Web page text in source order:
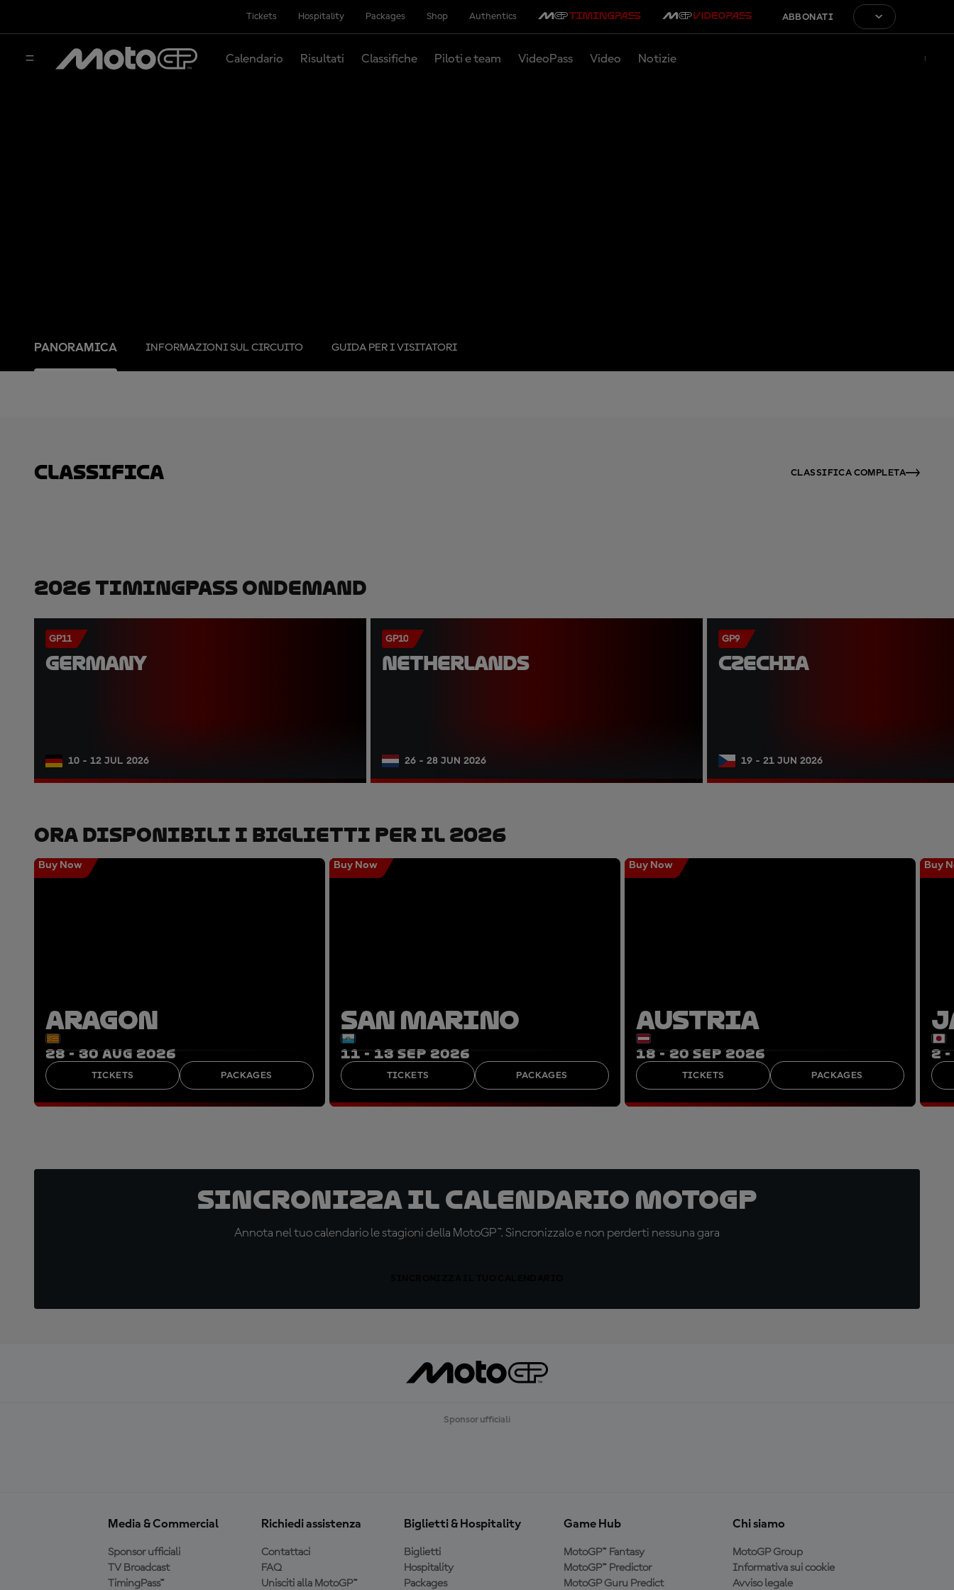
Tickets Hospitality Packages Shop Authentics ABBONATI
Calendario Risultati Classifiche Piloti e team VideoPass Video Notizie
PANORAMICA INFORMAZIONI SUL CIRCUITO GUIDA PER I VISITATORI
Classifica CLASSIFICA COMPLETA
2026 TimingPass OnDemand
GP11
GERMANY
10 - 12 JUL 2026
GP10
NETHERLANDS
26 - 28 JUN 2026
GP9
CZECHIA
19 - 21 JUN 2026
Ora Disponibili I Biglietti Per Il 2026
Buy Now
ARAGON
28 - 30 AUG 2026
TICKETS PACKAGES
Buy Now
SAN MARINO
11 - 13 SEP 2026
TICKETS PACKAGES
Buy Now
AUSTRIA
18 - 20 SEP 2026
TICKETS PACKAGES
Buy
2 -
Sincronizza il calendario MotoGP
Annota nel tuo calendario le stagioni della MotoGP™. Sincronizzalo e non perderti nessuna gara
Sponsor ufficiali
Media & Commercial
Sponsor ufficiali
TV Broadcast
TimingPass™
Richiedi assistenza
Contattaci
FAQ
Unisciti alla MotoGP™
Biglietti & Hospitality
Biglietti
Hospitality
Packages
Game Hub
MotoGP™ Fantasy
MotoGP™ Predictor
MotoGP Guru Predict
Chi siamo
MotoGP Group
Informativa sui cookie
Avviso legale